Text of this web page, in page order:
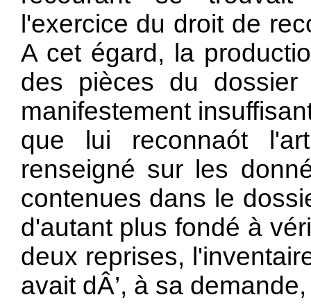
l'exercice du droit de
A cet égard, la
des pièces du
manifestement
que lui reconnaót
renseigné sur les
contenues dans le
d'autant plus fondé à
deux reprises,
avait dÂ’, à sa